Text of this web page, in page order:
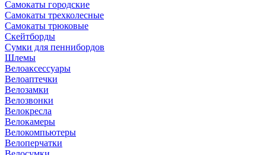
Самокаты городские
Самокаты трехколесные
Самокаты трюковые
Скейтборды
Сумки для пеннибордов
Шлемы
Велоаксессуары
Велоаптечки
Велозамки
Велозвонки
Велокресла
Велокамеры
Велокомпьютеры
Велоперчатки